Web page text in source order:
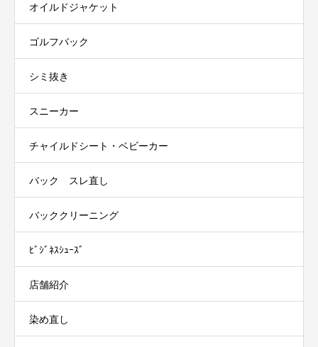
オイルドジャケット
ゴルフバック
シミ抜き
スニーカー
チャイルドシート・ベビーカー
バック スレ直し
バッククリーニング
ﾋﾞｼﾞﾈｽｼｭｰｽﾞ
店舗紹介
染め直し